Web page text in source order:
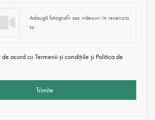
Adaugă fotografii sau videouri în recenzia
ta
de acord cu Termenii și condițiile și Politica de
Trimite